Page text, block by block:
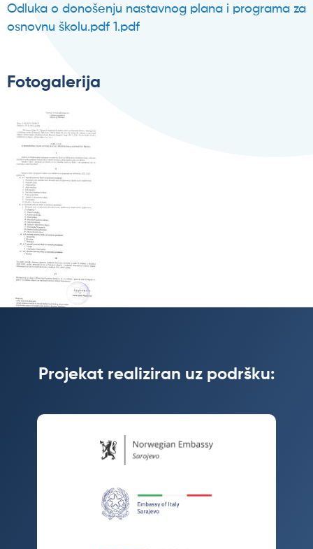
Odluka o donošenju nastavnog plana i programa za
osnovnu školu.pdf 1.pdf
Fotogalerija
Projekat realiziran uz podršku: